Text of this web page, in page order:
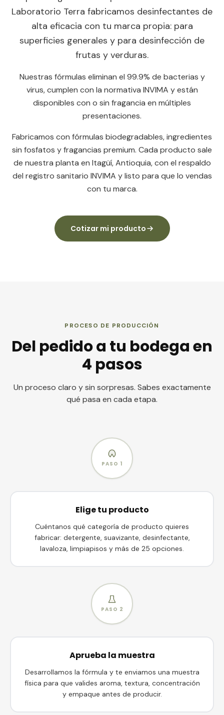
Laboratorio Terra fabricamos desinfectantes de
alta eficacia con tu marca propia: para
superficies generales y para desinfección de
frutas y verduras.
Nuestras fórmulas eliminan el 99.9% de bacterias y
virus, cumplen con la normativa INVIMA y están
disponibles con o sin fragancia en múltiples
presentaciones.
Fabricamos con fórmulas biodegradables, ingredientes
sin fosfatos y fragancias premium. Cada producto sale
de nuestra planta en Itagüí, Antioquia, con el respaldo
del registro sanitario INVIMA y listo para que lo vendas
con tu marca.
Cotizar mi producto
PROCESO DE PRODUCCIÓN
Del pedido a tu bodega en
4 pasos
Un proceso claro y sin sorpresas. Sabes exactamente
qué pasa en cada etapa.
PASO 1
Elige tu producto
Cuéntanos qué categoría de producto quieres
fabricar: detergente, suavizante, desinfectante,
lavaloza, limpiapisos y más de 25 opciones.
PASO 2
Aprueba la muestra
Desarrollamos la fórmula y te enviamos una muestra
física para que valides aroma, textura, concentración
y empaque antes de producir.